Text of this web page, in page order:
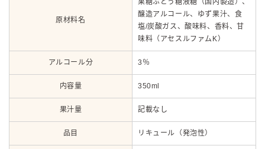
原材料名
果糖ぶどう糖液糖（国内製造）、
醸造アルコール、ゆず果汁、食
塩/炭酸ガス、酸味料、香料、甘
味料（アセスルファムK）
アルコール分 3％
内容量 350ml
果汁量 記載なし
品目 リキュール（発泡性）